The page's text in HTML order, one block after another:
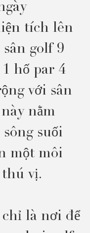
tích lên
golf 9
hố par 4
với sân
nằm
suối
một môi
vị.
là nơi để